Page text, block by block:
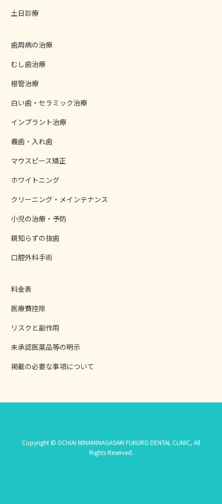
土日診療
歯周病の治療
むし歯治療
根管治療
白い歯・セラミック治療
インプラント治療
義歯・入れ歯
マウスピース矯正
ホワイトニング
クリーニング・メインテナンス
小児の治療・予防
親知らずの抜歯
口腔外科手術
料金表
医療費控除
リスクと副作用
未承認医薬品等の明示
掲載の必要な事項について
Copyright © OCHIAI MINAMINAGASAKI FUKURO DENTAL CLINIC, All
Rights Reserved.